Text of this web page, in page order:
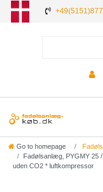
Go to homepage
Fadølsanlæg, PYGMY 25
uden CO2 * luftkompressor